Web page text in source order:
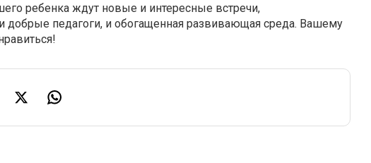
ребенка ждут новые и интересные встречи,
педагоги, и обогащенная развивающая среда. Вашему